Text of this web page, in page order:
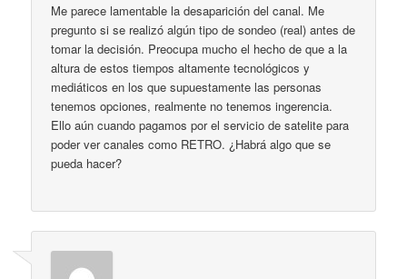
Me parece lamentable la desaparición del canal. Me
pregunto si se realizó algún tipo de sondeo (real) antes de
tomar la decisión. Preocupa mucho el hecho de que a la
altura de estos tiempos altamente tecnológicos y
mediáticos en los que supuestamente las personas
tenemos opciones, realmente no tenemos ingerencia.
Ello aún cuando pagamos por el servicio de satelite para
poder ver canales como RETRO. ¿Habrá algo que se
pueda hacer?